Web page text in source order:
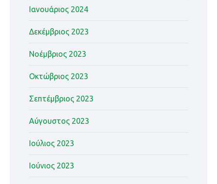
Ιανουάριος 2024
Δεκέμβριος 2023
Νοέμβριος 2023
Οκτώβριος 2023
Σεπτέμβριος 2023
Αύγουστος 2023
Ιούλιος 2023
Ιούνιος 2023